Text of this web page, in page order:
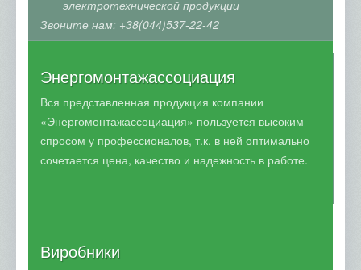
электротехнической продукции
Звоните нам: +38(044)537-22-42
Энергомонтажассоциация
Вся представленная продукция компании
«Энергомонтажассоциация» пользуется высоким
спросом у профессионалов, т.к. в ней оптимально
сочетается цена, качество и надежность в работе.
Виробники